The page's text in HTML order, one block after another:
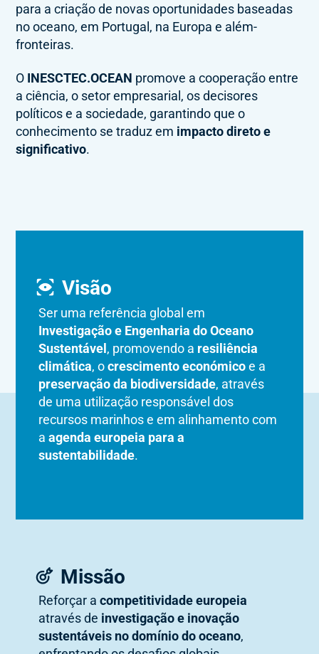
para a criação de novas oportunidades baseadas
no oceano, em Portugal, na Europa e além-
fronteiras.
O INESCTEC.OCEAN promove a cooperação entre
a ciência, o setor empresarial, os decisores
políticos e a sociedade, garantindo que o
conhecimento se traduz em impacto direto e
significativo.
Visão
Ser uma referência global em
Investigação e Engenharia do Oceano
Sustentável , promovendo a resiliência
climática, ocrescimento económicoe a
preservação da biodiversidade, através
de uma utilização responsável dos
recursos marinhos e em alinhamento com
aagenda europeia para a
sustentabilidade.
Missão
Reforçar acompetitividade europeia
através de investigação e inovação
sustentáveis no domínio do oceano,